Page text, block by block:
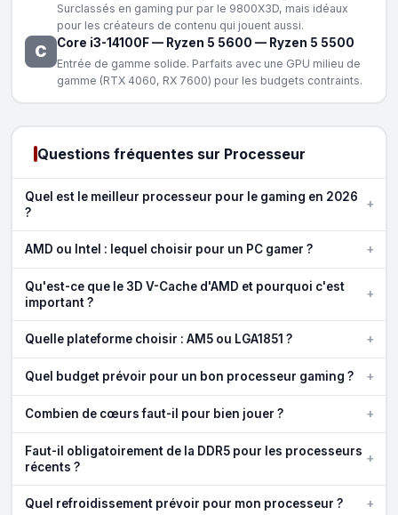
Surclassés en gaming pur par le 9800X3D, mais idéaux
pour les créateurs de contenu qui jouent aussi.
C Core i3-14100F— Ryzen 5 5600 — Ryzen 5 5500
Entrée de gamme solide. Parfaits avec une GPU milieu de
gamme (RTX 4060, RX 7600) pour les budgets contraints.
Questions fréquentes sur Processeur
Quel est le meilleur processeur pour le gaming en 2026
?
+
AMD ou Intel : lequel choisir pour un PC gamer ? +
Qu'est-ce que le 3D V-Cache d'AMD et pourquoi c'est
important ?
+
Quelle plateforme choisir : AM5 ou LGA1851 ? +
Quel budget prévoir pour un bon processeur gaming ? +
Combien de cœurs faut-il pour bien jouer ? +
Faut-il obligatoirement de la DDR5 pour les processeurs
récents ?
+
Quel refroidissement prévoir pour mon processeur ? +